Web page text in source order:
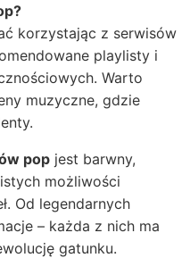
korzystając z serwisów
playlisty i
Warto
muzyczne, gdzie
pop jest barwny,
możliwości
Od legendarnych
– każda z nich ma
gatunku.